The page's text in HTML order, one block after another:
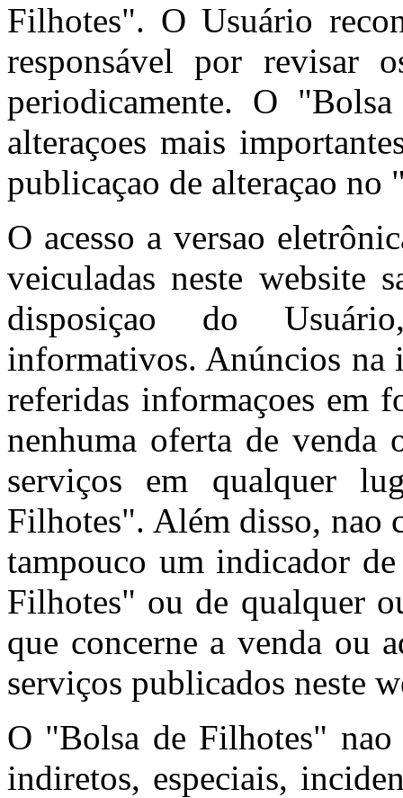
Filhotes". O Usuário
responsável por revisar
periodicamente. O
alteraçoes mais
publicaçao de alteraçao
O acesso a versao
veiculadas neste website
disposiçao do
informativos. Anúncios na
referidas informaçoes em
nenhuma oferta de venda
serviços em qualquer
Filhotes". Além disso, nao
tampouco um indicador
Filhotes" ou de qualquer
que concerne a venda ou
serviços publicados neste
O "Bolsa de Filhotes" nao
indiretos, especiais,